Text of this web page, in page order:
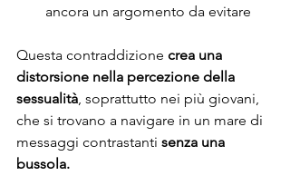
ancora un argomento da evitare
Questa contraddizione crea una
distorsione nella percezione della
sessualità, soprattutto nei più giovani,
che si trovano a navigare in un mare di
messaggi contrastanti senza una
bussola.